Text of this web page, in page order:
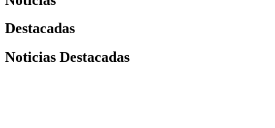
Destacadas
Noticias Destacadas